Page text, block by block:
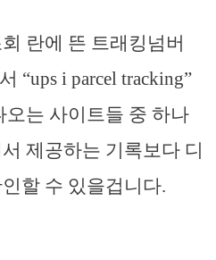
란에 뜬 트래킹넘버
“ups i parcel tracking”
오는 사이트들 중 하나
제공하는 기록보다 디
할 수 있을겁니다.